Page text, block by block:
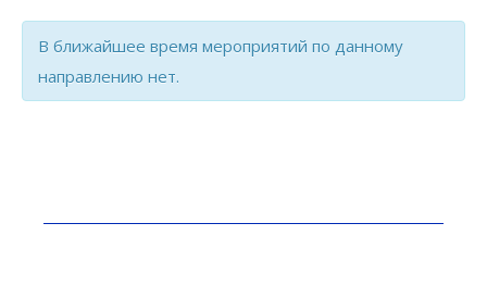
В ближайшее время мероприятий по данному
направлению нет.
Navigation